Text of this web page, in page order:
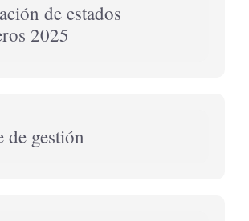
de estados
2025
de gestión